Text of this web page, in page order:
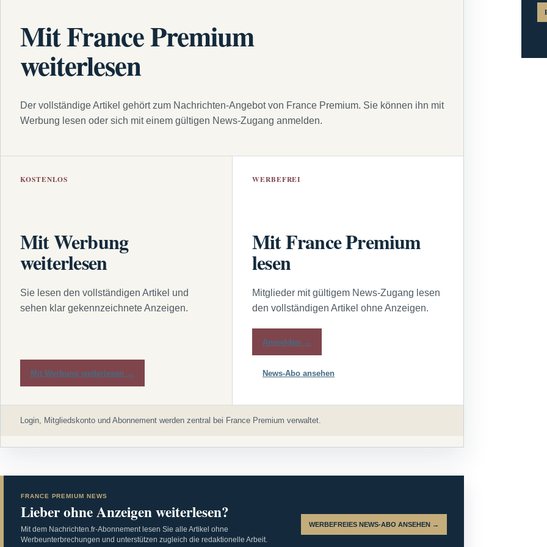
Mit France Premium
weiterlesen
Der vollständige Artikel gehört zum Nachrichten-Angebot von France Premium. Sie können ihn mit
Werbung lesen oder sich mit einem gültigen News-Zugang anmelden.
KOSTENLOS
Mit Werbung
weiterlesen
Sie lesen den vollständigen Artikel und
sehen klar gekennzeichnete Anzeigen.
Mit Werbung weiterlesen →
WERBEFREI
Mit France Premium
lesen
Mitglieder mit gültigem News-Zugang lesen
den vollständigen Artikel ohne Anzeigen.
Anmelden →
News-Abo ansehen
Login, Mitgliedskonto und Abonnement werden zentral bei France Premium verwaltet.
FRANCE PREMIUM NEWS
Lieber ohne Anzeigen weiterlesen?
Mit dem Nachrichten.fr-Abonnement lesen Sie alle Artikel ohne
Werbeunterbrechungen und unterstützen zugleich die redaktionelle Arbeit.
WERBEFREIES NEWS-ABO ANSEHEN →